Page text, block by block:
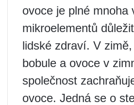
ovoce je plné mnoha
mikroelementů
lidské zdraví. V
bobule a ovoce v
společnost
ovoce. Jedná se o